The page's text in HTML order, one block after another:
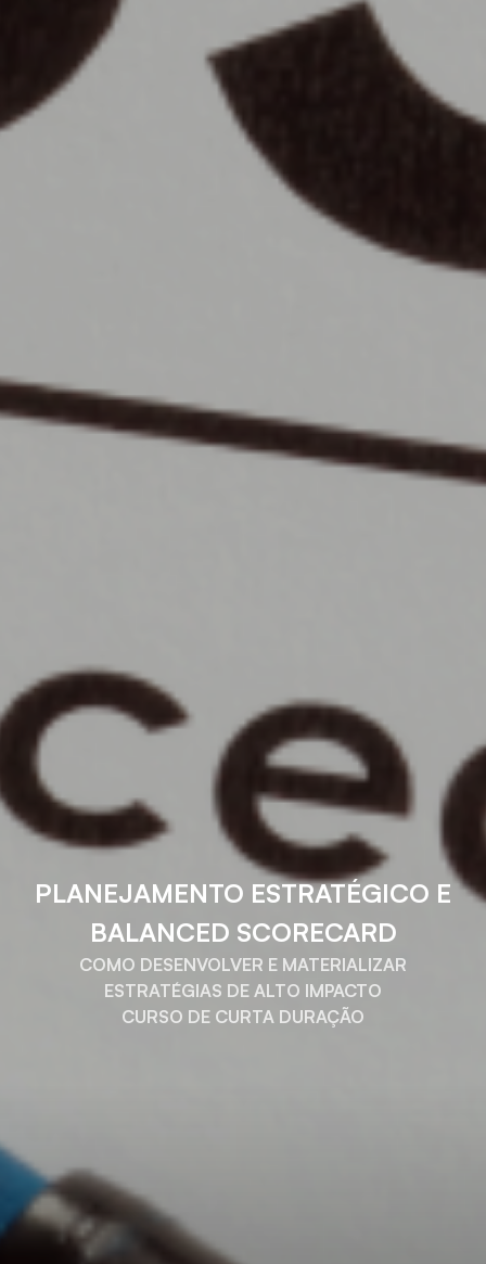
PLANEJAMENTO ESTRATÉGICO E
BALANCED SCORECARD
COMO DESENVOLVER E MATERIALIZAR
ESTRATÉGIAS DE ALTO IMPACTO
CURSO DE CURTA DURAÇÃO